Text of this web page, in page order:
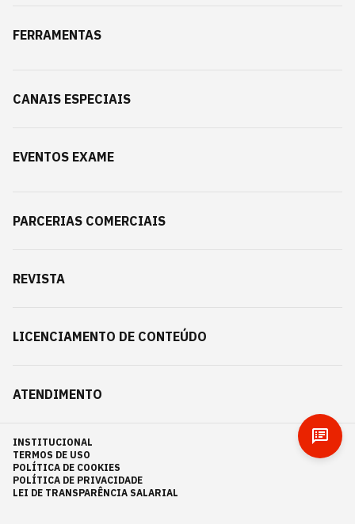
FERRAMENTAS
CANAIS ESPECIAIS
EVENTOS EXAME
PARCERIAS COMERCIAIS
REVISTA
LICENCIAMENTO DE CONTEÚDO
ATENDIMENTO
INSTITUCIONAL
TERMOS DE USO
POLÍTICA DE COOKIES
POLÍTICA DE PRIVACIDADE
LEI DE TRANSPARÊNCIA SALARIAL